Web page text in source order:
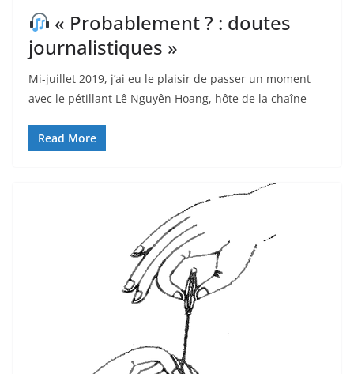
« Probablement ? : doutes
journalistiques »
Mi-juillet 2019, j’ai eu le plaisir de passer un moment
avec le pétillant Lê Nguyên Hoang, hôte de la chaîne
Read More